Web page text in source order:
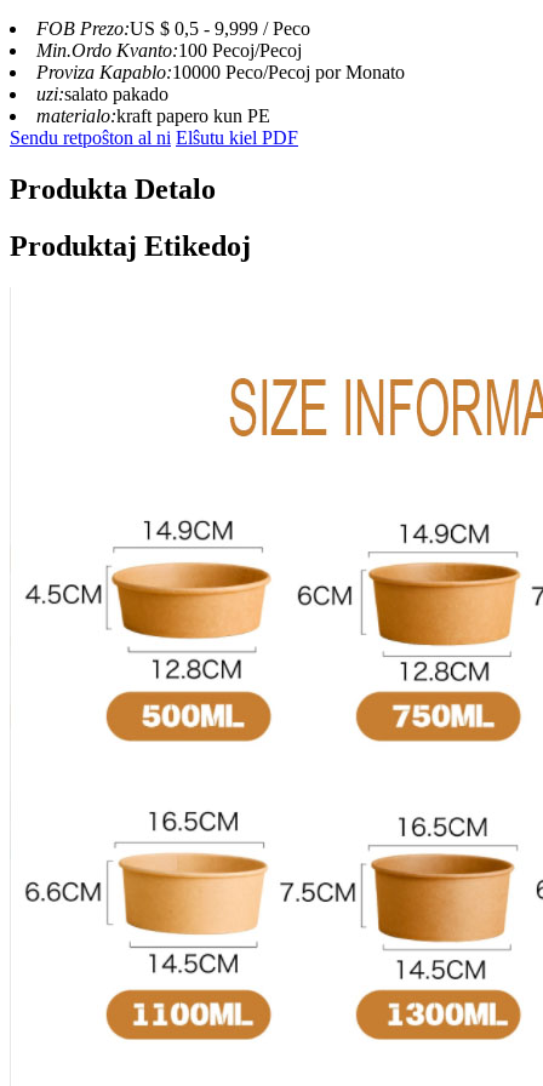
FOB Prezo:US $ 0,5 - 9,999 / Peco
Min.Ordo Kvanto:100 Pecoj/Pecoj
Proviza Kapablo:10000 Peco/Pecoj por Monato
uzi:salato pakado
materialo:kraft papero kun PE
Sendu retpoŝton al ni Elŝutu kiel PDF
Produkta Detalo
Produktaj Etikedoj